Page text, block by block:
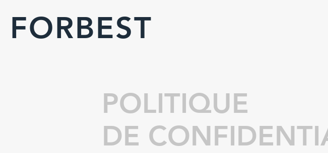
FORBEST
POLITIQUE
DE